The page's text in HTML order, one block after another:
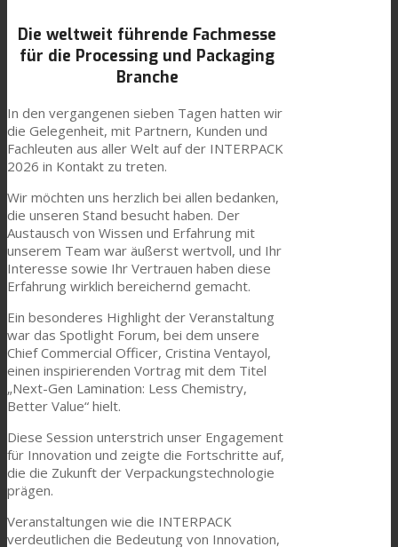
Die weltweit führende Fachmesse
für die Processing und Packaging
Branche
In den vergangenen sieben Tagen hatten wir
die Gelegenheit, mit Partnern, Kunden und
Fachleuten aus aller Welt auf der INTERPACK
2026 in Kontakt zu treten.
Wir möchten uns herzlich bei allen bedanken,
die unseren Stand besucht haben. Der
Austausch von Wissen und Erfahrung mit
unserem Team war äußerst wertvoll, und Ihr
Interesse sowie Ihr Vertrauen haben diese
Erfahrung wirklich bereichernd gemacht.
Ein besonderes Highlight der Veranstaltung
war das Spotlight Forum, bei dem unsere
Chief Commercial Officer, Cristina Ventayol,
einen inspirierenden Vortrag mit dem Titel
„Next-Gen Lamination: Less Chemistry,
Better Value“ hielt.
Diese Session unterstrich unser Engagement
für Innovation und zeigte die Fortschritte auf,
die die Zukunft der Verpackungstechnologie
prägen.
Veranstaltungen wie die INTERPACK
verdeutlichen die Bedeutung von Innovation,